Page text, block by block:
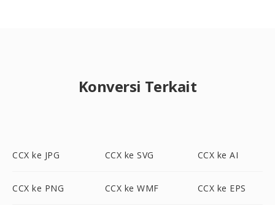
Konversi Terkait
CCX ke JPG CCX ke SVG CCX ke AI
CCX ke PNG CCX ke WMF CCX ke EPS